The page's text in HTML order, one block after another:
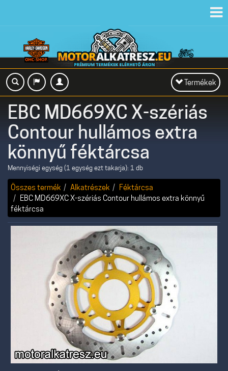
Toggle
navigation
Termékek
EBC MD669XC X-szériás
Contour hullámos extra
könnyű féktárcsa
Mennyiségi egység (1 egység ezt takarja): 1 db
Összes termék Alkatrészek
Féktárcsa
EBC MD669XC X-szériás Contour hullámos extra könnyű
féktárcsa